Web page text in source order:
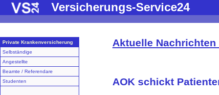
Versicherungs-Service24
Private Krankenversicherung
Selbständige
Angestellte
Beamte / Referendare
Studenten
Aktuelle
AOK schickt